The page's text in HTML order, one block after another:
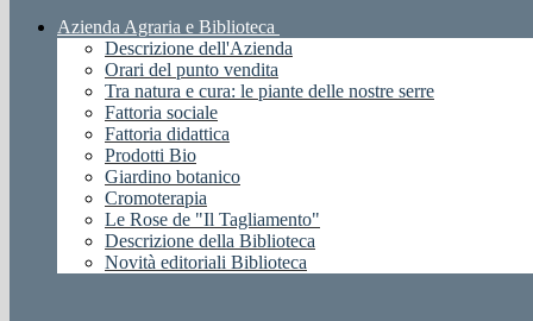
Azienda Agraria e Biblioteca
Descrizione dell'Azienda
Orari del punto vendita
Tra natura e cura: le piante delle nostre serre
Fattoria sociale
Fattoria didattica
Prodotti Bio
Giardino botanico
Cromoterapia
Le Rose de "Il Tagliamento"
Descrizione della Biblioteca
Novità editoriali Biblioteca